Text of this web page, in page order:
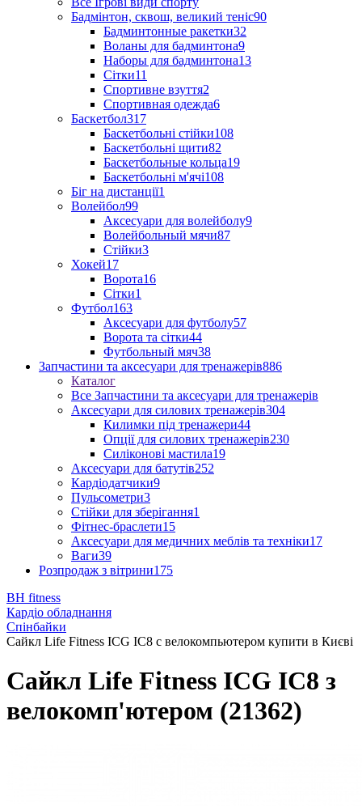
Бадмінтон, сквош, великий теніс90
Бадминтонные ракетки32
Воланы для бадминтона9
Наборы для бадминтона13
Сітки11
Спортивне взуття2
Спортивная одежда6
Баскетбол317
Баскетбольні стійки108
Баскетбольні щити82
Баскетбольные кольца19
Баскетбольні м'ячі108
Біг на дистанції1
Волейбол99
Аксесуари для волейболу9
Волейбольный мячи87
Стійки3
Хокей17
Ворота16
Сітки1
Футбол163
Аксесуари для футболу57
Ворота та сітки44
Футбольный мяч38
Запчастини та аксесуари для тренажерів886
Каталог
Все Запчастини та аксесуари для тренажерів
Аксесуари для силових тренажерів304
Килимки під тренажери44
Опції для силових тренажерів230
Силіконові мастила19
Аксесуари для батутів252
Кардіодатчики9
Пульсометри3
Стійки для зберігання1
Фітнес-браслети15
Аксесуари для медичних меблів та техніки17
Ваги39
Розпродаж з вітрини175
BH fitness
Кардіо обладнання
Спінбайки
Сайкл Life Fitness ICG IC8 с велокомпьютером купити в Києві
Сайкл Life Fitness ICG IC8 з
велокомп'ютером (21362)